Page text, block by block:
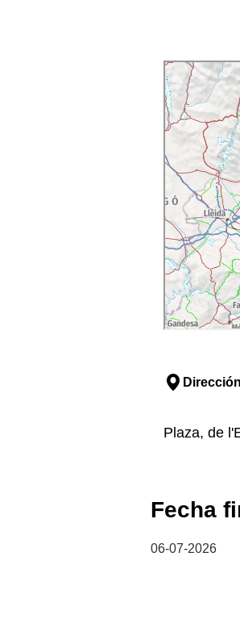
Dirección
Plaza, de
Fecha
06-07-2026